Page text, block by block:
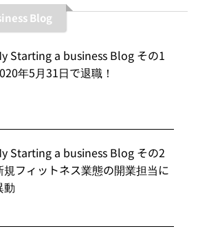
Blog
Starting a business Blog その1
年5月31日で退職！
Starting a business Blog その2
規フィットネス業態の開業担当に
動